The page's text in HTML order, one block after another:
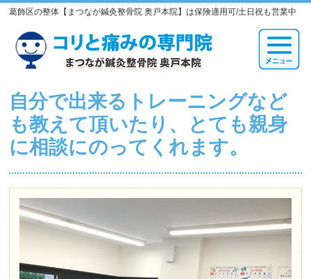
葛飾区の整体【まつなが鍼灸整骨院 奥戸本院】は保険適用可/土日祝も営業中
自分で出来るトレーニングなど
も教えて頂いたり、とても親身
に相談にのってくれます。